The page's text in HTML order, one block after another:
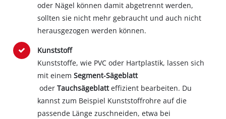
oder Nägel können damit abgetrennt werden,
sollten sie nicht mehr gebraucht und auch nicht
herausgezogen werden können.
Kunststoff
Kunststoffe, wie PVC oder Hartplastik, lassen sich
mit einem Segment-Sägeblatt
oder Tauchsägeblatteffizient bearbeiten. Du
kannst zum Beispiel Kunststoffrohre auf die
passende Länge zuschneiden, etwa bei